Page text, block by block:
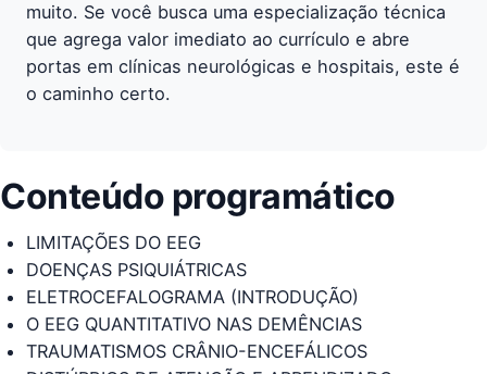
muito. Se você busca uma especialização técnica
que agrega valor imediato ao currículo e abre
portas em clínicas neurológicas e hospitais, este é
o caminho certo.
Conteúdo programático
LIMITAÇÕES DO EEG
DOENÇAS PSIQUIÁTRICAS
ELETROCEFALOGRAMA (INTRODUÇÃO)
O EEG QUANTITATIVO NAS DEMÊNCIAS
TRAUMATISMOS CRÂNIO-ENCEFÁLICOS